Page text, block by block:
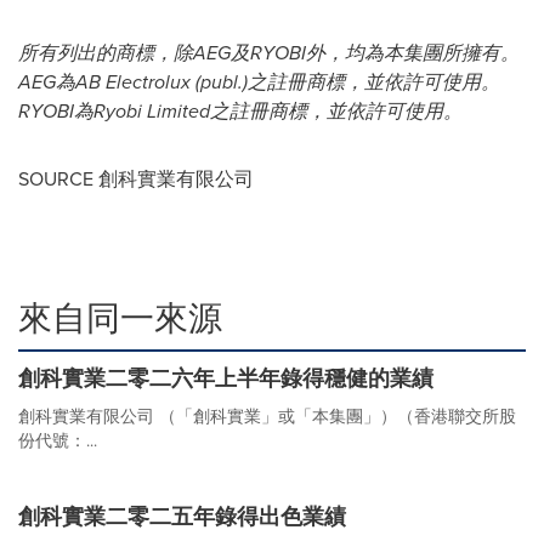
所有列出的商標，除AEG及RYOBI外，均為本集團所擁有。
AEG為AB Electrolux (publ.)之註冊商標，並依許可使用。
RYOBI為Ryobi Limited之註冊商標，並依許可使用。
SOURCE 創科實業有限公司
來自同一來源
創科實業二零二六年上半年錄得穩健的業績
創科實業有限公司 （「創科實業」或「本集團」）（香港聯交所股
份代號：...
創科實業二零二五年錄得出色業績